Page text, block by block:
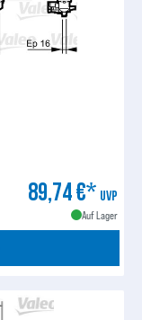
89,74 €* UVP
Auf Lager